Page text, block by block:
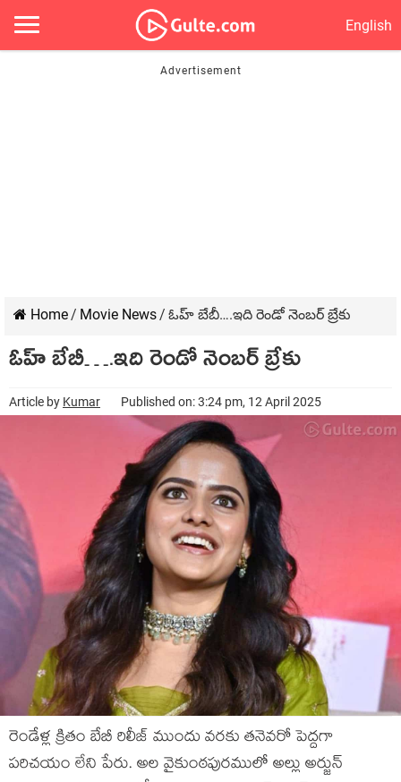
English
Home/ Movie News/ ఓహ్ బేబీ….ఇది రెండో నెంబర్ బ్రేకు
ఓహ్ బేబీ….ఇది రెండో నెంబర్ బ్రేకు
Article by Kumar Published on: 3:24 pm, 12 April 2025
రెండేళ్ల క్రితం బేబీ రిలీజ్ ముందు వరకు తనెవరో పెద్దగా
పరిచయం లేని పేరు. అల వైకుంఠపురములో అల్లు అర్జున్